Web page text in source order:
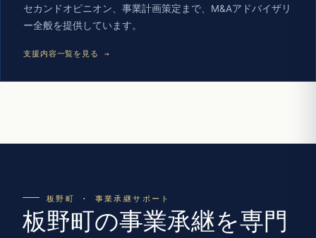
セカンドオピニオン、事業計画策定まで、M&Aアドバイザリ
ー全般を提供しています。
支援内容一覧を見る →
板野町 · 事業承継サポート
板野町の事業承継を専門